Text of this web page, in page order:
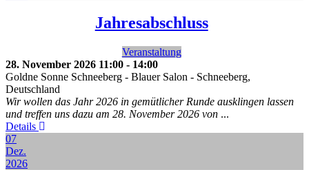
Jahresabschluss
Veranstaltung
28. November 2026 11:00 - 14:00
Goldne Sonne Schneeberg - Blauer Salon - Schneeberg,
Deutschland
Wir wollen das Jahr 2026 in gemütlicher Runde ausklingen lassen
und treffen uns dazu am 28. November 2026 von ...
Details
07
Dez.
2026